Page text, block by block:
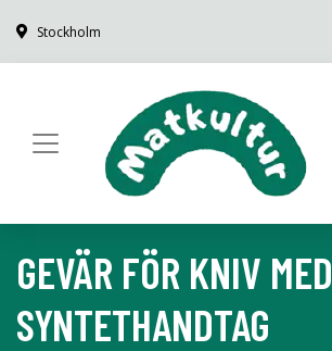
Stockholm
GEVÄR FÖR KNIV MED
SYNTETHANDTAG